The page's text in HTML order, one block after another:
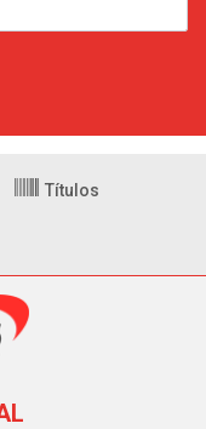
Títulos